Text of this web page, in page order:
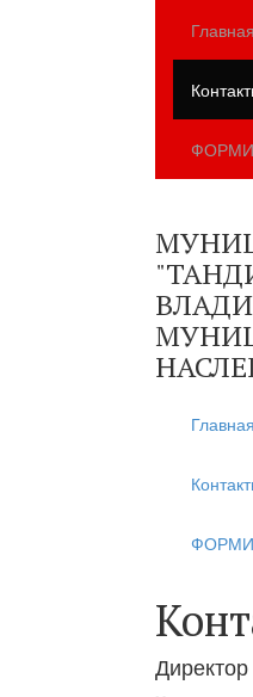
Главная
Главная